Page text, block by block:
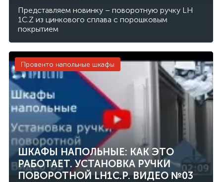
Представляем новинку – поворотную ручку LH
1C.Z из цинкового сплава с порошковым
покрытием
ШКАФЫ НАПОЛЬНЫЕ: КАК ЭТО
РАБОТАЕТ. УСТАНОВКА РУЧКИ
ПОВОРОТНОЙ LH1C.P. ВИДЕО №03
Провенто напольные шкафы